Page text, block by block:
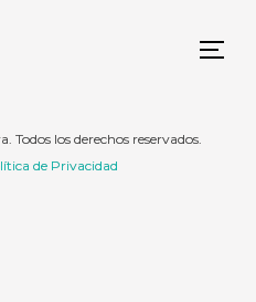
los derechos reservados.
de Privacidad